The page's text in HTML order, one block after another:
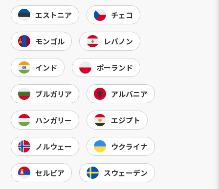
エストニア チェコ
モンゴル レバノン
インド ポーランド
ブルガリア アルバニア
ハンガリー エジプト
ノルウェー ウクライナ
セルビア スウェーデン